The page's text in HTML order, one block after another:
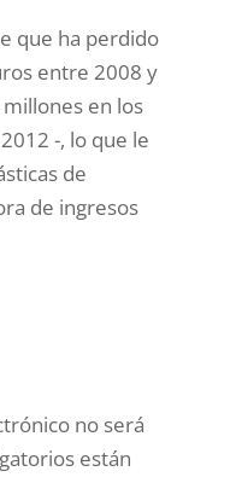
que ha perdido
entre 2008 y
en los
-, lo que le
de
de ingresos
no será
están